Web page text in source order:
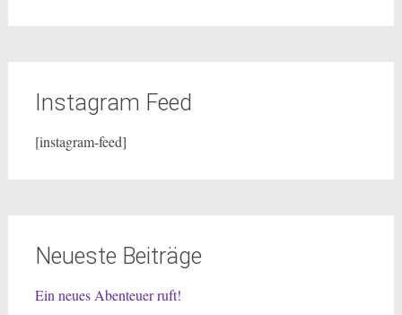
Instagram Feed
[instagram-feed]
Neueste Beiträge
Ein neues Abenteuer ruft!